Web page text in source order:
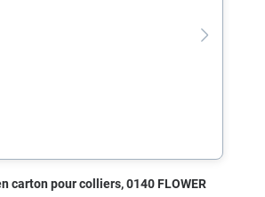
carton pour colliers, 0140 FLOWER